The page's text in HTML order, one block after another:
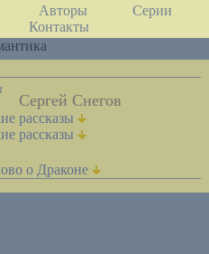
Авторы
Серии
Контакты
Сергей Снегов
рассказы
рассказы
о Драконе